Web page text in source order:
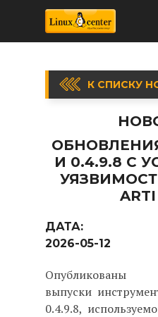
К СПИСКУ
ОБНОВЛЕНИЯ
И 0.4.9.8 С
ДАТА:
2026-05-12
Опубликованы
выпуски
0.4.9.8,